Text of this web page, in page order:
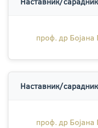
проф. др Бојана
Наставник/
проф. др Бојана